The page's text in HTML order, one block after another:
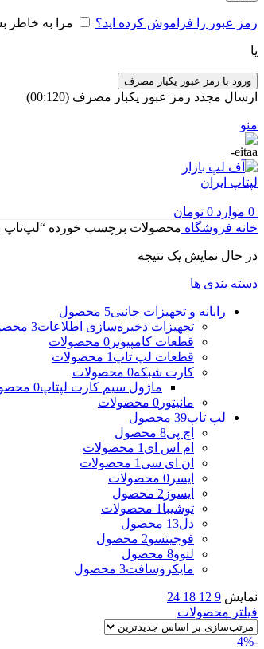
رمز عبور را فراموش کرده اید؟ مرا به خاطر
یا
ورود با رمز عبور یکبار مصرف
ارسال مجدد رمز عبور یکبار مصرف (00:
120
)
منو
0 موارد 0 تومان
خانه فروشگاه محصولات برچسب خورده “لپ‌تاپ
در حال نمایش یک نتیجه
دسته بندی ها
رایانه و تجهیزات جانبی5 محصول
تجهیزات ذخیره‌سازی اطلاعات3 محصول
قطعات کامپیوتر 0 محصولات
قطعات لپ تاپ 1 محصولات
کارت شبکه0 محصولات
ماژول سیم کارت لپتاپ0 محصولات
مانیتور 0 محصولات
لپ تاپ39 محصول
اچ پی8 محصول
ام اس ای 1 محصولات
ان ای سی 1 محصولات
ایسر 0 محصولات
ایسوز 2 محصول
توشیبا 1 محصولات
دل13 محصول
فوجیتسو2 محصول
لنوو8 محصول
مایکروسافت3 محصول
نمایش 9
12
18
24
فیلتر محصولات
-4%